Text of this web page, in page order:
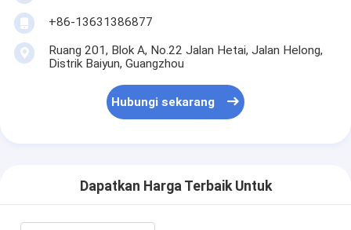
+86-13631386877
Ruang 201, Blok A, No.22 Jalan Hetai, Jalan Helong,
Distrik Baiyun, Guangzhou
Hubungi sekarang
Dapatkan Harga Terbaik Untuk